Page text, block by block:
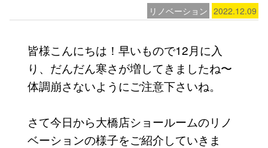
リノベーション 2022.12.09
皆様こんにちは！早いもので12月に入
り、だんだん寒さが増してきましたね〜
体調崩さないようにご注意下さいね。
さて今日から大橋店ショールームのリノ
ベーションの様子をご紹介していきま